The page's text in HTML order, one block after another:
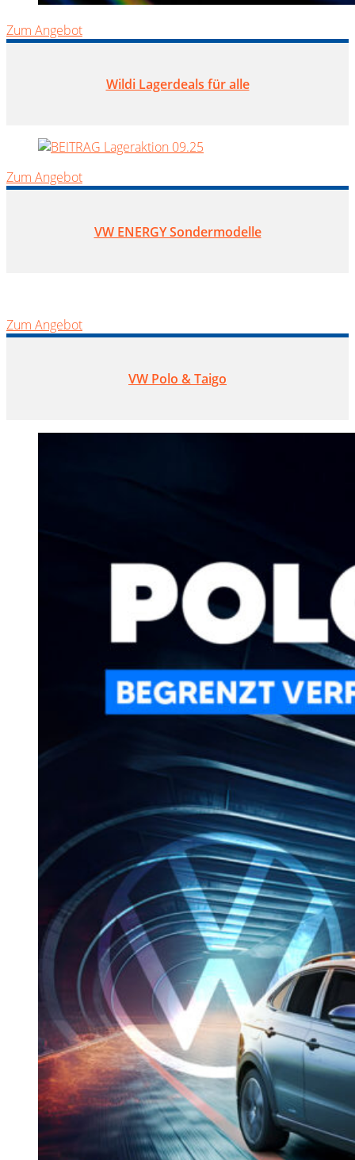
Zum Angebot
Wildi Lagerdeals für alle
Zum Angebot
VW ENERGY Sondermodelle
Zum Angebot
VW Polo & Taigo